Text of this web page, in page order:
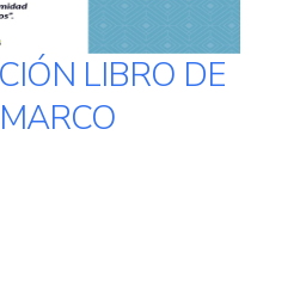
LIBRO DE